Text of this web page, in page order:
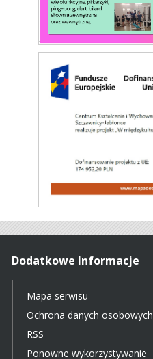
Dodatkowe Informacje
Mapa serwisu
Ochrona danych osobowych
RSS
Ponowne wykorzystywanie